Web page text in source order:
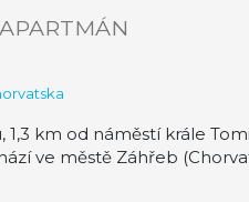
APARTMÁN
km od náměstí krále
ve městě Záhřeb